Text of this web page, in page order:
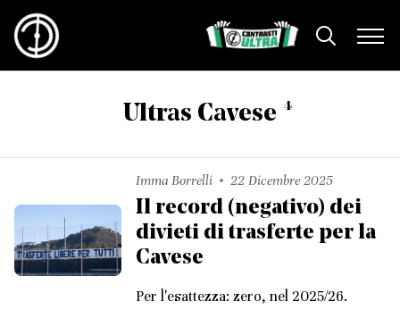
Ultras Cavese 4
Imma Borrelli 22 Dicembre 2025
Il record (negativo) dei
divieti di trasferte per la
Cavese
Per l'esattezza: zero, nel 2025/26.